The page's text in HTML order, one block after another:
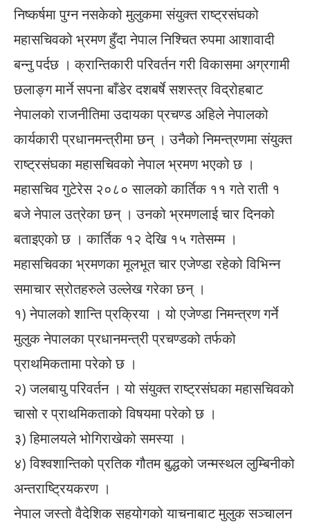
निष्कर्षमा पुग्न नसकेको मुलुकमा संयुक्त राष्ट्रसंघको
महासचिवको भ्रमण हुँदा नेपाल निश्चित रुपमा आशावादी
बन्नु पर्दछ । क्रान्तिकारी परिवर्तन गरी विकासमा अग्रगामी
छलाङ्ग मार्ने सपना बाँडेर दशबर्षे सशस्त्र विद्रोहबाट
नेपालको राजनीतिमा उदायका प्रचण्ड अहिले नेपालको
कार्यकारी प्रधानमन्त्रीमा छन् । उनैको निमन्त्रणमा संयुक्त
राष्ट्रसंघका महासचिवको नेपाल भ्रमण भएको छ ।
महासचिव गुटेरेस २०८० सालको कार्तिक ११ गते राती १
बजे नेपाल उत्रेका छन् । उनको भ्रमणलाई चार दिनको
बताइएको छ । कार्तिक १२ देखि १५ गतेसम्म ।
महासचिवका भ्रमणका मूलभूत चार एजेण्डा रहेको विभिन्न
समाचार स्रोतहरुले उल्लेख गरेका छन् ।
१) नेपालको शान्ति प्रक्रिया । यो एजेण्डा निमन्त्रण गर्ने
मुलुक नेपालका प्रधानमन्त्री प्रचण्डको तर्फको
प्राथमिकतामा परेको छ ।
२) जलबायु परिवर्तन । यो संयुक्त राष्ट्रसंघका महासचिवको
चासो र प्राथमिकताको विषयमा परेको छ ।
३) हिमालयले भोगिराखेको समस्या ।
४) विश्वशान्तिको प्रतिक गौतम बुद्धको जन्मस्थल लुम्बिनीको
अन्तराष्ट्रियकरण ।
नेपाल जस्तो वैदेशिक सहयोगको याचनाबाट मुलुक सञ्चालन